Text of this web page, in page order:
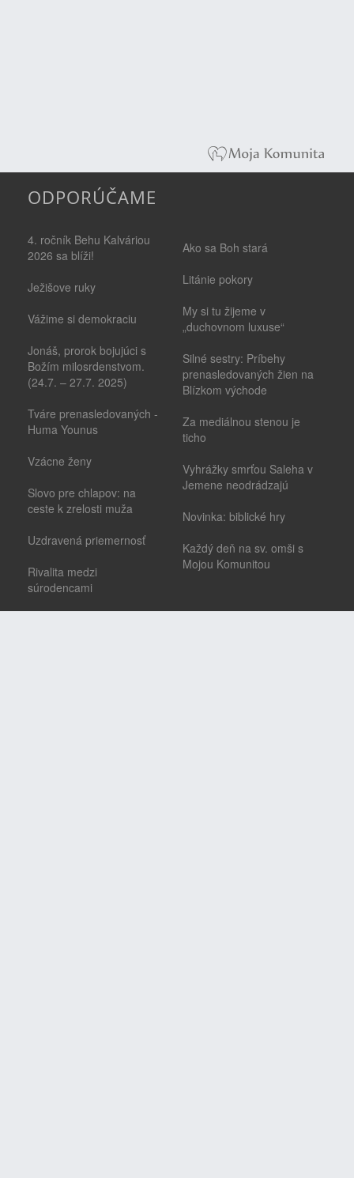
ODPORÚČAME
4. ročník Behu Kalváriou
2026 sa blíži!
Ježišove ruky
Vážime si demokraciu
Jonáš, prorok bojujúci s
Božím milosrdenstvom.
(24.7. – 27.7. 2025)
Tváre prenasledovaných -
Huma Younus
Vzácne ženy
Slovo pre chlapov: na
ceste k zrelosti muža
Uzdravená priemernosť
Rivalita medzi
súrodencami
Ako sa Boh stará
Litánie pokory
My si tu žijeme v
„duchovnom luxuse“
Silné sestry: Príbehy
prenasledovaných žien na
Blízkom východe
Za mediálnou stenou je
ticho
Vyhrážky smrťou Saleha v
Jemene neodrádzajú
Novinka: biblické hry
Každý deň na sv. omši s
Mojou Komunitou